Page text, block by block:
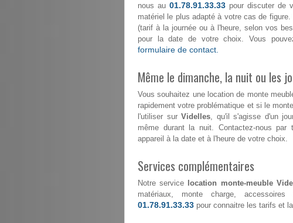
nous au 01.78.91.33.33pour discuter de
matériel le plus adapté à votre cas de
(tarif à la journée ou à l'heure, selon vos
pour la date de votre choix. Vous
formulaire de contact.
Même le dimanche, la nuit ou les
Vous souhaitez une location de monte
rapidement votre problématique et si le
l'utiliser sur Videlles, qu'il s'agisse d'un
même durant la nuit. Contactez-nous par
appareil à la date et à l'heure de votre choix.
Services complémentaires
Notre service location monte-meuble
matériaux, monte charge,
01.78.91.33.33 pour connaitre les tarifs et